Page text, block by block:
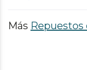
Más Repuestos